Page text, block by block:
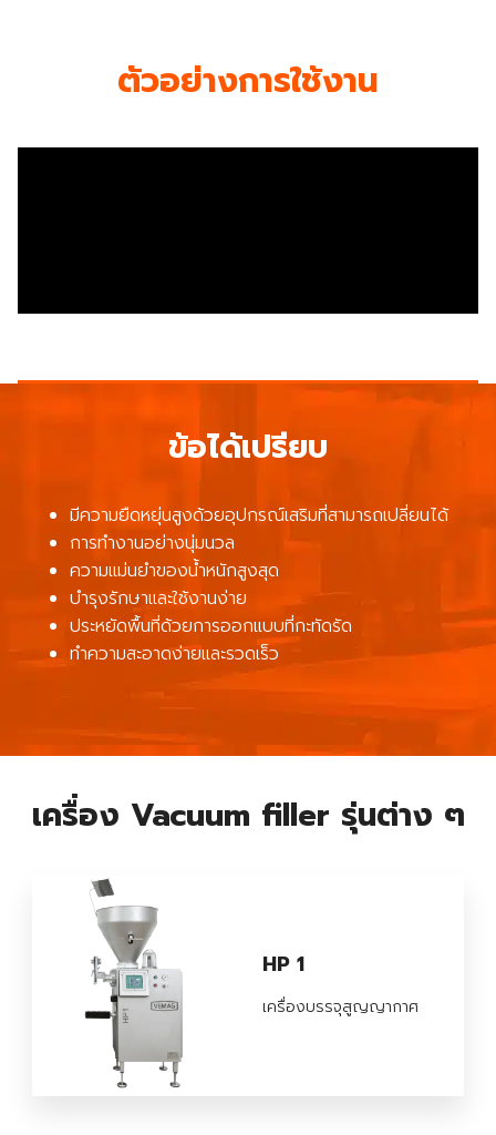
ตัวอย่างการใช้งาน
ข้อได้เปรียบ
มีความยืดหยุ่นสูงด้วยอุปกรณ์เสริมที่สามารถเปลี่ยนได้
การทำงานอย่างนุ่มนวล
ความแม่นยำของน้ำหนักสูงสุด
บำรุงรักษาและใช้งานง่าย
ประหยัดพื้นที่ด้วยการออกแบบที่กะทัดรัด
ทำความสะอาดง่ายและรวดเร็ว
เครื่อง Vacuum filler รุ่นต่าง ๆ
HP 1
เครื่องบรรจุสูญญากาศ